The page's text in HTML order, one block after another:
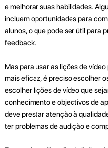
e melhorar suas habilidades.
incluem oportunidades para
alunos, o que pode ser útil para
feedback.
Mas para usar as lições de
mais eficaz, é preciso escolher
escolher lições de vídeo que
conhecimento e objectivos de
deve prestar atenção à
ter problemas de audição e